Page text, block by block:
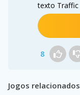
8
Jogos relacionados